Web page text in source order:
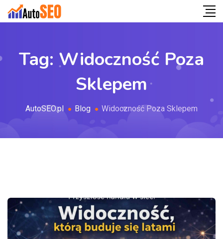
Tag: Widoczność Poza
Sklepem
AutoSEO.pl Blog Widoczność Poza Sklepem